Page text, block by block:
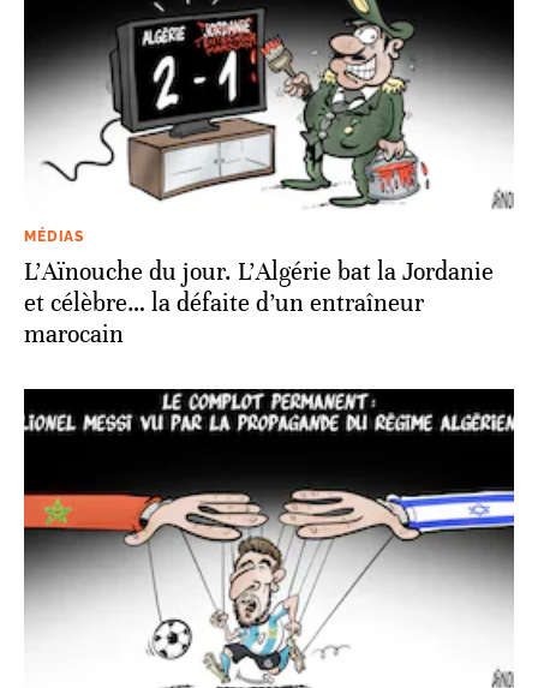
MÉDIAS
L’Aïnouche du jour. L’Algérie bat la Jordanie
et célèbre… la défaite d’un entraîneur
marocain